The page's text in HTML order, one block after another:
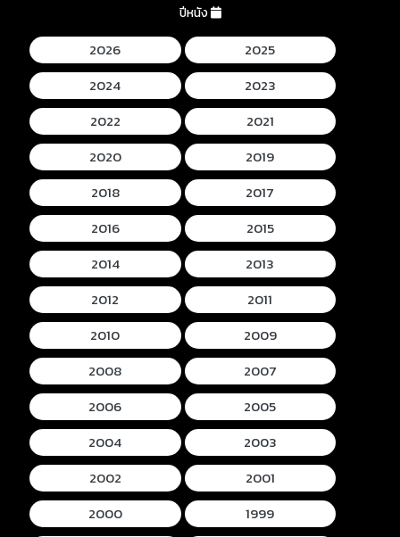
ปีหนัง
2026
2025
2024
2023
2022
2021
2020
2019
2018
2017
2016
2015
2014
2013
2012
2011
2010
2009
2008
2007
2006
2005
2004
2003
2002
2001
2000
1999